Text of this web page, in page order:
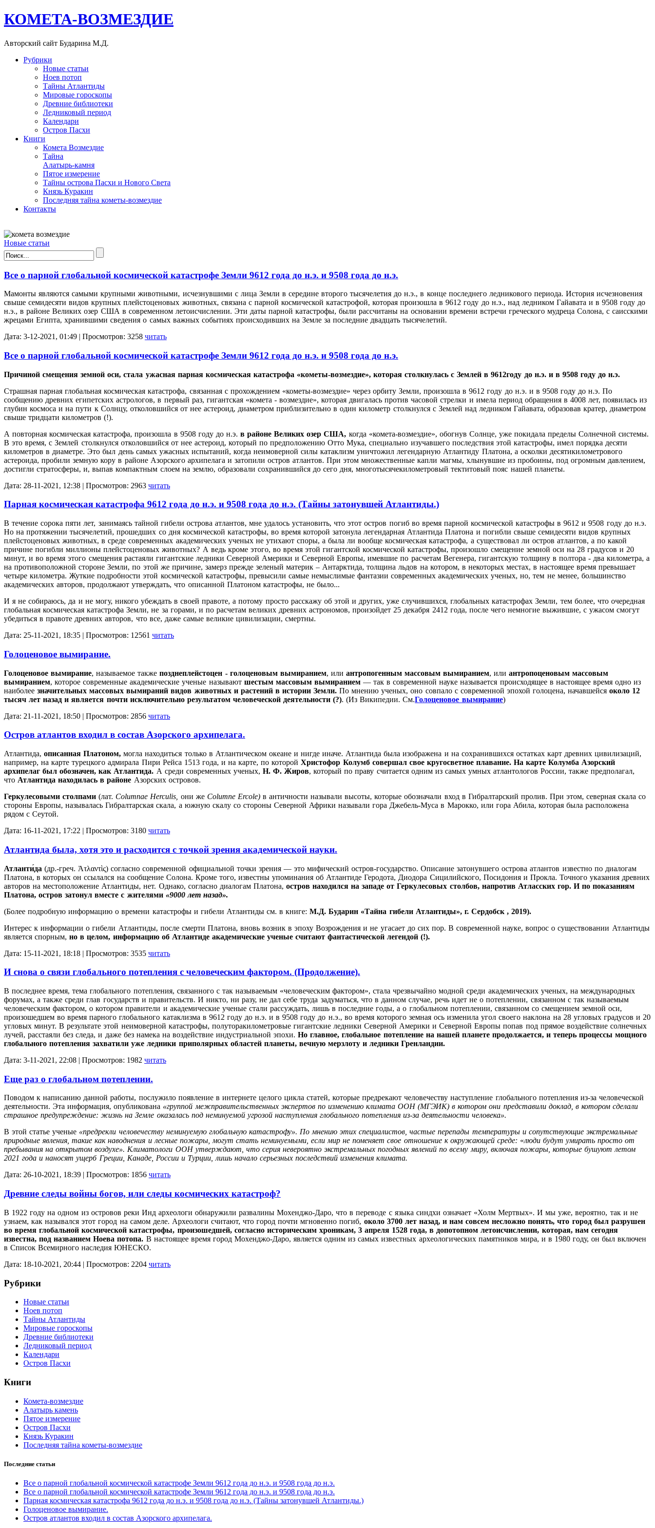
КОМЕТА-ВОЗМЕЗДИЕ
Авторский сайт Бударина М.Д.
Рубрики
Новые статьи
Ноев потоп
Тайны Атлантиды
Мировые гороскопы
Древние библиотеки
Ледниковый период
Календари
Остров Пасхи
Книги
Комета Возмездие
Тайна
Алатырь-камня
Пятое измерение
Тайны острова Пасхи и Нового Света
Князь Куракин
Последняя тайна кометы-возмездие
Контакты
Новые статьи
Все о парной глобальной космической катастрофе Земли 9612 года до н.э. и 9508 года до н.э.
Мамонты являются самыми крупными животными, исчезнувшими с лица Земли в середине второго тысячелетия до н.э., в конце последнего ледникового периода. История исчезновения
свыше семидесяти видов крупных плейстоценовых животных, связана с парной космической катастрофой, которая произошла в 9612 году до н.э., над ледником Гайавата и в 9508 году до
н.э., в районе Великих озер США в современном летоисчислении. Эти даты парной катастрофы, были рассчитаны на основании времени встречи греческого мудреца Солона, с саисскими
жрецами Египта, хранившими сведения о самых важных событиях происходивших на Земле за последние двадцать тысячелетий.
Дата: 3-12-2021, 01:49 | Просмотров: 3258 читать
Все о парной глобальной космической катастрофе Земли 9612 года до н.э. и 9508 года до н.э.
Причиной смещения земной оси, стала ужасная парная космическая катастрофа «кометы-возмездие», которая столкнулась с Землей в 9612году до н.э. и в 9508 году до н.э.
Страшная парная глобальная космическая катастрофа, связанная с прохождением «кометы-возмездие» через орбиту Земли, произошла в 9612 году до н.э. и в 9508 году до н.э. По
сообщению древних египетских астрологов, в первый раз, гигантская «комета - возмездие», которая двигалась против часовой стрелки и имела период обращения в 4008 лет, появилась из
глубин космоса и на пути к Солнцу, отколовшийся от нее астероид, диаметром приблизительно в один километр столкнулся с Землей над ледником Гайавата, образовав кратер, диаметром
свыше тридцати километров (!).
А повторная космическая катастрофа, произошла в 9508 году до н.э. в районе Великих озер США, когда «комета-возмездие», обогнув Солнце, уже покидала пределы Солнечной системы.
В это время, с Землей столкнулся отколовшийся от нее астероид, который по предположению Отто Мука, специально изучавшего последствия этой катастрофы, имел порядка десяти
километров в диаметре. Это был день самых ужасных испытаний, когда неимоверной силы катаклизм уничтожил легендарную Атлантиду Платона, а осколки десятикилометрового
астероида, пробили земную кору в районе Азорского архипелага и затопили остров атлантов. При этом множественные капли магмы, хлынувшие из пробоины, под огромным давлением,
достигли стратосферы, и, выпав компактным слоем на землю, образовали сохранившийся до сего дня, многотысячекилометровый тектитовый пояс нашей планеты.
Дата: 28-11-2021, 12:38 | Просмотров: 2963 читать
Парная космическая катастрофа 9612 года до н.э. и 9508 года до н.э. (Тайны затонувшей Атлантиды.)
В течение сорока пяти лет, занимаясь тайной гибели острова атлантов, мне удалось установить, что этот остров погиб во время парной космической катастрофы в 9612 и 9508 году до н.э.
Но на протяжении тысячелетий, прошедших со дня космической катастрофы, во время которой затонула легендарная Атлантида Платона и погибли свыше семидесяти видов крупных
плейстоценовых животных, в среде современных академических ученых не утихают споры, а была ли вообще космическая катастрофа, а существовал ли остров атлантов, а по какой
причине погибли миллионы плейстоценовых животных? А ведь кроме этого, во время этой гигантской космической катастрофы, произошло смещение земной оси на 28 градусов и 20
минут, и во время этого смещения растаяли гигантские ледники Северной Америки и Северной Европы, имевшие по расчетам Вегенера, гигантскую толщину в полтора - два километра, а
на противоположной стороне Земли, по этой же причине, замерз прежде зеленый материк – Антарктида, толщина льдов на котором, в некоторых местах, в настоящее время превышает
четыре километра. Жуткие подробности этой космической катастрофы, превысили самые немыслимые фантазии современных академических ученых, но, тем не менее, большинство
академических авторов, продолжают утверждать, что описанной Платоном катастрофы, не было...
И я не собираюсь, да и не могу, никого убеждать в своей правоте, а потому просто расскажу об этой и других, уже случившихся, глобальных катастрофах Земли, тем более, что очередная
глобальная космическая катастрофа Земли, не за горами, и по расчетам великих древних астрономов, произойдет 25 декабря 2412 года, после чего немногие выжившие, с ужасом смогут
убедиться в правоте древних авторов, что все, даже самые великие цивилизации, смертны.
Дата: 25-11-2021, 18:35 | Просмотров: 12561 читать
Голоценовое вымирание.
Голоценовое вымирание, называемое такжепозднеплейстоцен - голоценовым вымиранием, или антропогенным массовым вымиранием, илиантропоценовым массовым
вымиранием, которое современные академические ученые называют шестым массовым вымиранием— так в современной науке называется происходящее в настоящее время одно из
наиболеезначительных массовых вымираний видов животных и растений в истории Земли.По мнению ученых, оно совпало с современной эпохой голоцена, начавшейсяоколо 12
тысяч лет назад и является почти исключительно результатом человеческой деятельности (?).(Из Википедии. См.Голоценовое вымирание)
Дата: 21-11-2021, 18:50 | Просмотров: 2856 читать
Остров атлантов входил в состав Азорского архипелага.
Атлантида,описанная Платоном, могла находиться только в Атлантическом океане и нигде иначе. Атлантида была изображена и на сохранившихся остатках карт древних цивилизаций,
например, на карте турецкого адмирала Пири Рейса 1513 года, и на карте, по которойХристофор Колумбсовершал свое кругосветное плавание. На карте Колумба Азорский
архипелаг был обозначен, как Атлантида. А среди современных ученых, Н. Ф. Жиров, который по праву считается одним из самых умных атлантологов России, также предполагал,
что Атлантида находилась в районе Азорских островов.
Геркулесовыми столпами (лат. Columnae Herculis, они жеColumne Ercole)в античности называли высоты, которые обозначали вход в Гибралтарский пролив. При этом, северная скала со
стороны Европы, называлась Гибралтарская скала, а южную скалу со стороны Северной Африки называли гора Джебель-Муса в Марокко, или гора Абила, которая была расположена
рядом с Сеутой.
Дата: 16-11-2021, 17:22 | Просмотров: 3180 читать
Атлантида была, хотя это и расходится с точкой зрения академической науки.
Атланти́да (др.-греч. Ἀτλαντὶς) согласно современной официальной точки зрения — это мифический остров-государство. Описание затонувшего острова атлантов известно по диалогам
Платона, в которых он ссылался на сообщение Солона. Кроме того, известны упоминания об Атлантиде Геродота, Диодора Сицилийского, Посидония и Прокла. Точного указания древних
авторов на местоположение Атлантиды, нет. Однако, согласно диалогам Платона, остров находился на западе отГеркулесовых столбов, напротив Атласских гор. И по показаниям
Платона, остров затонул вместе с жителями «9000 лет назад».
(Более подробную информацию о времени катастрофы и гибели Атлантиды см. в книге:М.Д. Бударин «Тайна гибели Атлантиды», г. Сердобск , 2019).
Интерес к информации о гибели Атлантиды, после смерти Платона, вновь возник в эпоху Возрождения и не угасает до сих пор. В современной науке, вопрос о существовании Атлантиды
является спорным,но в целом, информацию об Атлантиде академические ученые считают фантастической легендой (!).
Дата: 15-11-2021, 18:18 | Просмотров: 3535 читать
И снова о связи глобального потепления с человеческим фактором. (Продолжение).
В последнее время, тема глобального потепления, связанного с так называемым «человеческим фактором», стала чрезвычайно модной среди академических ученых, на международных
форумах, а также среди глав государств и правительств. И никто, ни разу, не дал себе труда задуматься, что в данном случае, речь идет не о потеплении, связанном с так называемым
человеческим фактором, о котором правители и академические ученые стали рассуждать, лишь в последние годы, а о глобальном потеплении, связанном со смещением земной оси,
произошедшем во время парного глобального катаклизма в 9612 году до н.э. и в 9508 году до н.э., во время которого земная ось изменила угол своего наклона на 28 угловых градусов и 20
угловых минут. В результате этой неимоверной катастрофы, полуторакилометровые гигантские ледники Северной Америки и Северной Европы попав под прямое воздействие солнечных
лучей, расстаяли без следа, и даже без намека на воздействие индустриальной эпохи.Но главное, глобальное потепление на нашей планете продолжается, и теперь процессы мощного
глобального потепления захватили уже ледники приполярных областей планеты, вечную мерзлоту и ледники Гренландии.
Дата: 3-11-2021, 22:08 | Просмотров: 1982 читать
Еще раз о глобальном потеплении.
Поводом к написанию данной работы, послужило появление в интернете целого цикла статей, которые предрекают человечеству наступление глобального потепления из-за человеческой
деятельности. Эта информация, опубликована «группой межправительственных экспертов по изменению климата ООН (МГЭИК) в котором они представили доклад, в котором сделали
страшное предупреждение:жизнь на Земле оказалась под неминуемой угрозой наступления глобального потепления из-за деятельности человека».
В этой статье ученые «предрекли человечеству неминуемую глобальную катастрофу». По мнению этих специалистов, частые перепады температуры и сопутствующие экстремальные
природные явления, такие как наводнения и лесные пожары, могут стать неминуемыми, если мир не поменяет свое отношение к окружающей среде: «люди будут умирать просто от
пребывания на открытом воздухе». Климатологи ООН утверждают, что серия невероятно экстремальных погодных явлений по всему миру, включая пожары, которые бушуют летом
2021 года и наносят ущерб Греции, Канаде, России и Турции, лишь начало серьезных последствий изменения климата.
Дата: 26-10-2021, 18:39 | Просмотров: 1856 читать
Древние следы войны богов, или следы космических катастроф?
В 1922 году на одном из островов реки Инд археологи обнаружили развалины Мохенджо-Даро, что в переводе с языка синдхи означает «Холм Мертвых». И мы уже, вероятно, так и не
узнаем, как назывался этот город на самом деле. Археологи считают, что город почти мгновенно погиб, около 3700 лет назад, и нам совсем несложно понять, что город был разрушен
во время глобальной космической катастрофы, произошедшей, согласно историческим хроникам, 3 апреля 1528 года, в допотопном летоисчислении, которая, нам сегодня
известна, под названием Ноева потопа. В настоящее время город Мохенджо-Даро, является одним из самых известных археологических памятников мира, и в 1980 году, он был включен
в Список Всемирного наследия ЮНЕСКО.
Дата: 18-10-2021, 20:44 | Просмотров: 2204 читать
Рубрики
Новые статьи
Ноев потоп
Тайны Атлантиды
Мировые гороскопы
Древние библиотеки
Ледниковый период
Календари
Остров Пасхи
Книги
Комета-возмездие
Алатырь камень
Пятое измерение
Остров Пасхи
Князь Куракин
Последняя тайна кометы-возмездие
Последние статьи
Все о парной глобальной космической катастрофе Земли 9612 года до н.э. и 9508 года до н.э.
Все о парной глобальной космической катастрофе Земли 9612 года до н.э. и 9508 года до н.э.
Парная космическая катастрофа 9612 года до н.э. и 9508 года до н.э. (Тайны затонувшей Атлантиды.)
Голоценовое вымирание.
Остров атлантов входил в состав Азорского архипелага.